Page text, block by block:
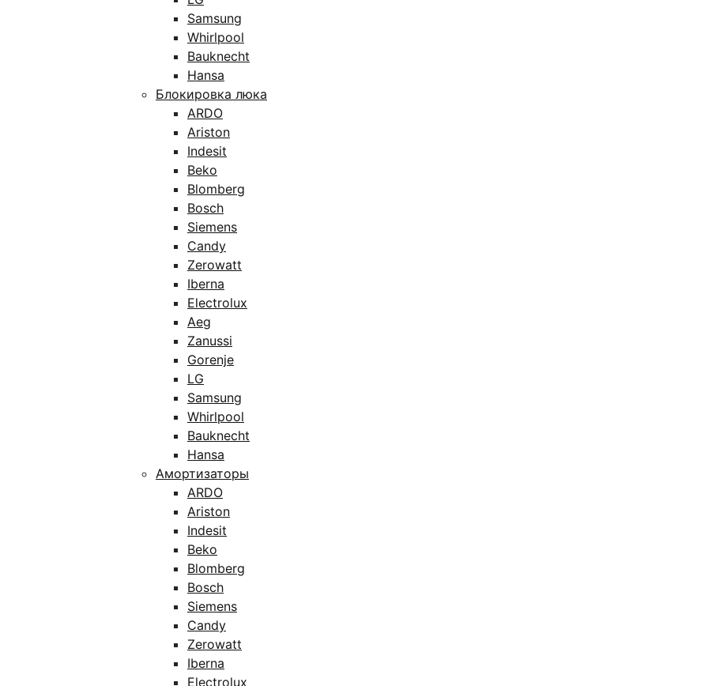
Samsung
Whirlpool
Bauknecht
Hansa
Блокировка люка
ARDO
Ariston
Indesit
Beko
Blomberg
Bosch
Siemens
Candy
Zerowatt
Iberna
Electrolux
Aeg
Zanussi
Gorenje
LG
Samsung
Whirlpool
Bauknecht
Hansa
Амортизаторы
ARDO
Ariston
Indesit
Beko
Blomberg
Bosch
Siemens
Candy
Zerowatt
Iberna
Electrolux